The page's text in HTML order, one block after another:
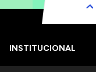
INSTITUCIONAL